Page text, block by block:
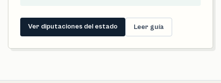
Ver diputaciones del estado Leer guía